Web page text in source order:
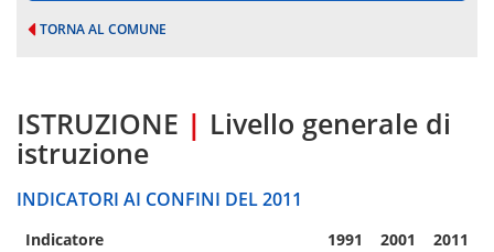
TORNA AL COMUNE
ISTRUZIONE | Livello generale di
istruzione
INDICATORI AI CONFINI DEL 2011
Indicatore 1991 2001 2011